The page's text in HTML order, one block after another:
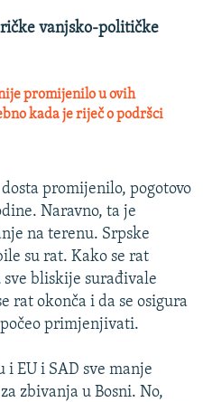
vanjsko-političke
promijenilo u ovih
kada je riječ o podršci
promijenilo, pogotovo
Naravno, ta je
na terenu. Srpske
su rat. Kako se rat
bliskije surađivale
rat okonča i da se osigura
primjenjivati.
EU i SAD sve manje
zbivanja u Bosni. No,